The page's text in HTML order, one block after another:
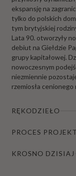
ekspansję na
tylko do polskich
tym brytyjskiej
Lata 90. otworzyły
debiut na Giełdzie
grupy kapitałowej.
nowoczesnym
niezmiennie
rzemiosła cenionego
RĘKODZIEŁO
PROCES
KROSNO DZISIAJ